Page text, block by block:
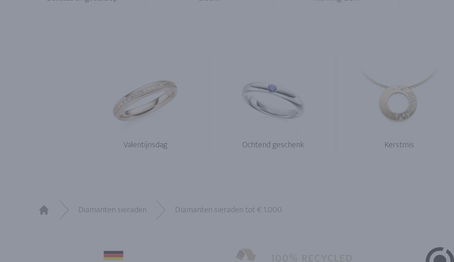
Valentijnsdag Ochtend geschenk Kerstmis
Diamanten sieraden Diamanten sieraden tot € 1.000